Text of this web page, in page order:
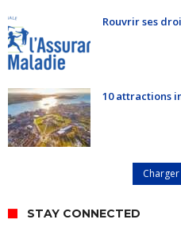
Rouvrir ses
10 attractions
STAY CONNECTED